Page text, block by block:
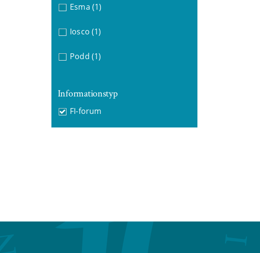
Esma (1)
Iosco (1)
Podd (1)
Informationstyp
FI-forum